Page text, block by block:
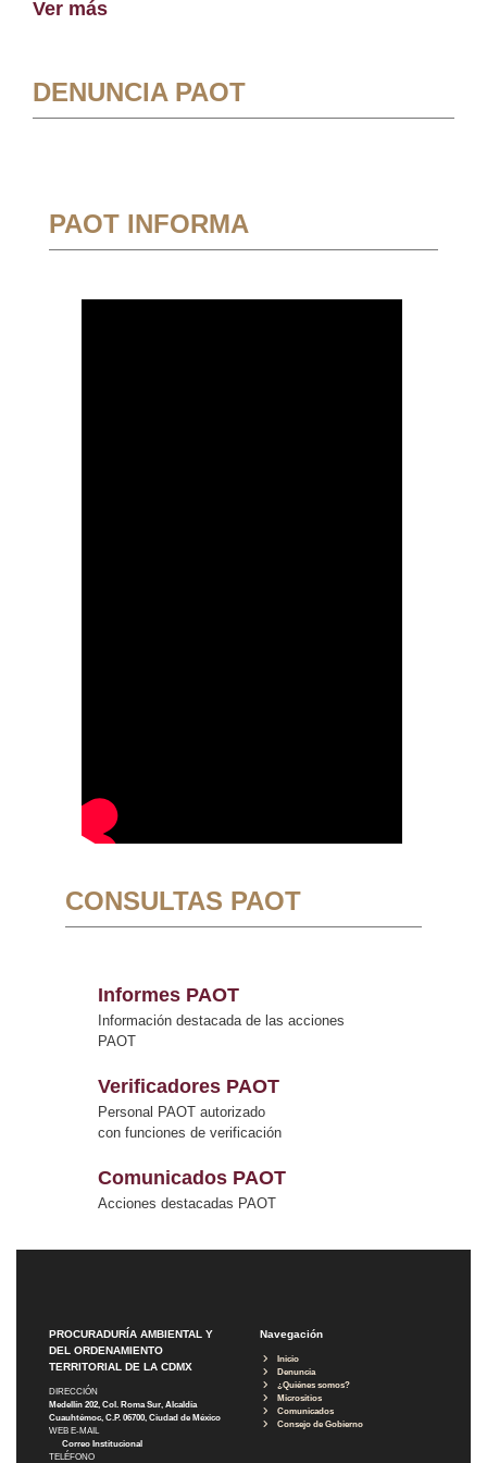
Ver más
DENUNCIA PAOT
PAOT INFORMA
CONSULTAS PAOT
Informes PAOT
Información destacada de las acciones
PAOT
Verificadores PAOT
Personal PAOT autorizado
con funciones de verificación
Comunicados PAOT
Acciones destacadas PAOT
PROCURADURÍA AMBIENTAL Y
DEL ORDENAMIENTO
TERRITORIAL DE LA CDMX
DIRECCIÓN
Medellín 202, Col. Roma Sur, Alcaldía
Cuauhtémoc, C.P. 06700, Ciudad de México
WEB E-MAIL
Correo Institucional
TELÉFONO
Navegación
Inicio
Denuncia
¿Quiénes somos?
Micrositios
Comunicados
Consejo de Gobierno